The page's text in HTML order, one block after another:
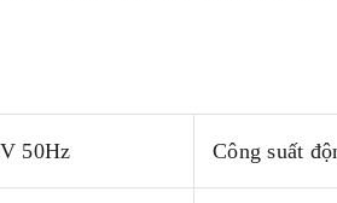
50Hz Công suất